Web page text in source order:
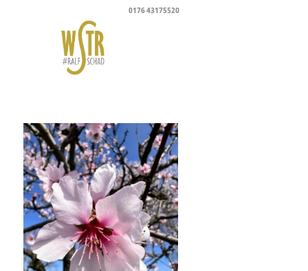
0176 43175520